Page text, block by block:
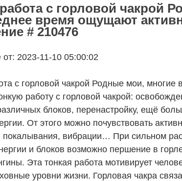
с горловой чакрой
время ощущают
# 210476
2023-11-10 05:00:02
с горловой чакрой Родные мои,
работу с горловой чакрой:
блоков, перенастройку, ещё
От этого можно почувствовать
покалывания, вибрации… При сильном
и блоков возможно першение в
Эта тонкая работа мотивирует
уровни жизни. Горловая чакра